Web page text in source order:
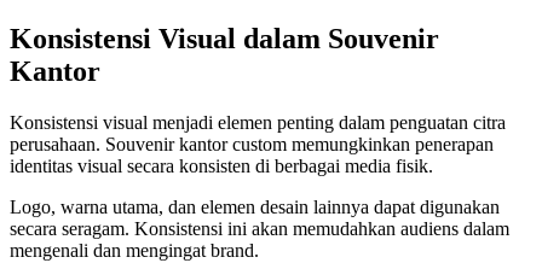
Konsistensi Visual dalam Souvenir
Kantor
Konsistensi visual menjadi elemen penting dalam penguatan citra
perusahaan. Souvenir kantor custom memungkinkan penerapan
identitas visual secara konsisten di berbagai media fisik.
Logo, warna utama, dan elemen desain lainnya dapat digunakan
secara seragam. Konsistensi ini akan memudahkan audiens dalam
mengenali dan mengingat brand.